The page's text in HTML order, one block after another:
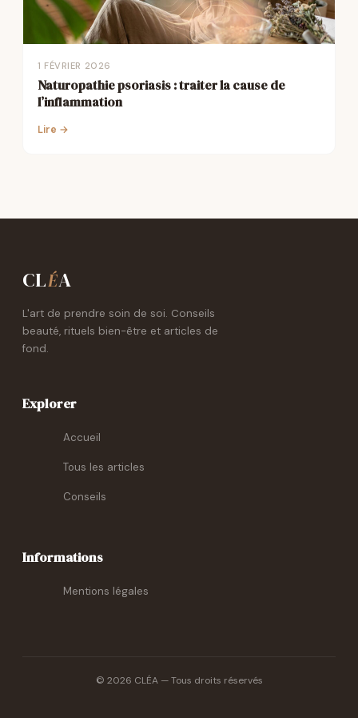
1 FÉVRIER 2026
Naturopathie psoriasis : traiter la cause de
l’inflammation
Lire →
CLÉA
L'art de prendre soin de soi. Conseils
beauté, rituels bien-être et articles de
fond.
Explorer
Accueil
Tous les articles
Conseils
Informations
Mentions légales
© 2026 CLÉA — Tous droits réservés